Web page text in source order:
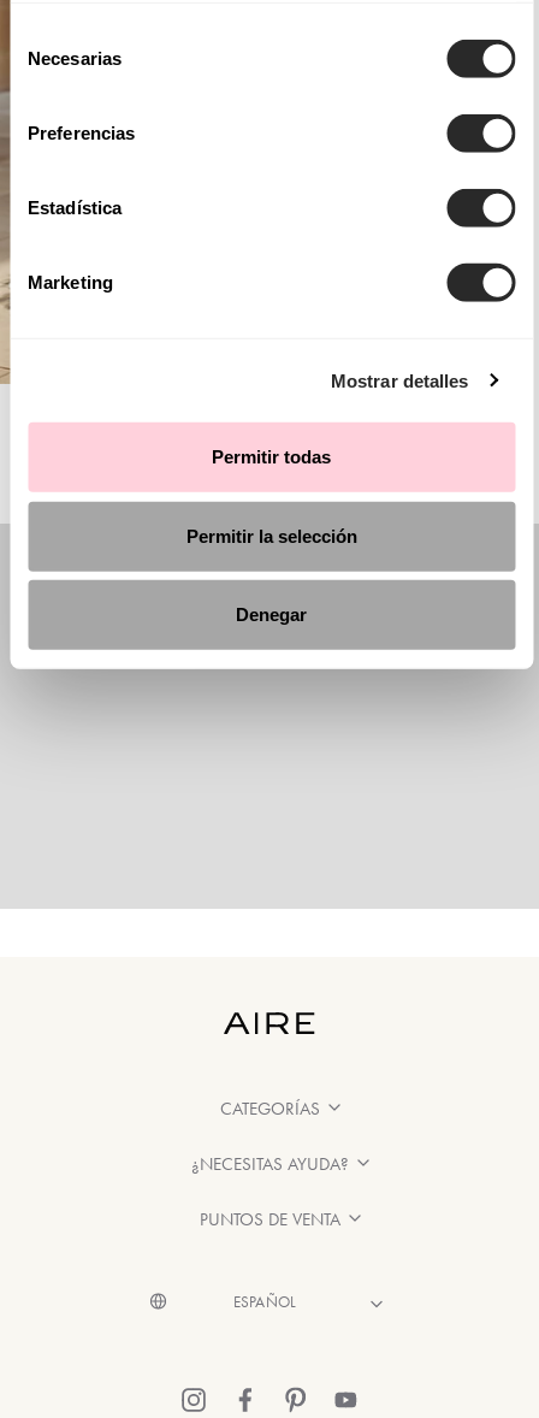
consentimiento
Necesarias
Preferencias
Estadística
Marketing
Mostrar detalles
Permitir todas
Permitir la selección
Denegar
CATEGORÍAS
¿NECESITAS AYUDA?
PUNTOS DE VENTA